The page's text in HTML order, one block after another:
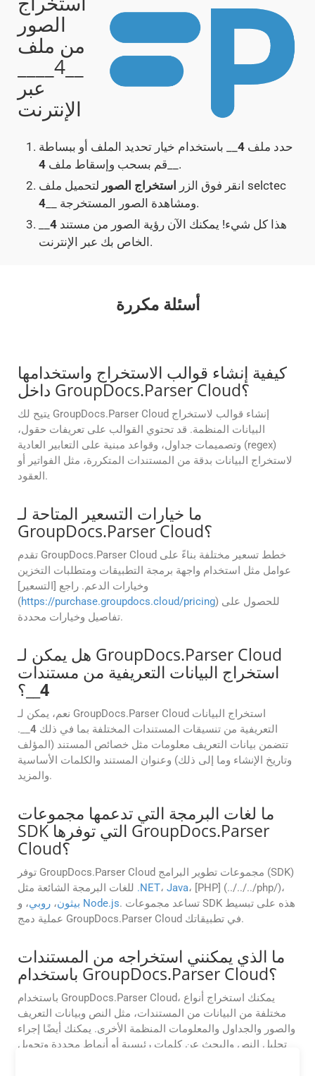
الصور
من ملف
عبر
الإنترنت
حدد ملف 4 __ باستخدام خيار تحديد الملف أو ببساطة
قم بسحب وإسقاط ملف 4
__.
انقر فوق الزر
استخراج الصور
لتحميل ملف selctec
4
__ ومشاهدة الصور المستخرجة.
هذا كل شيء! يمكنك الآن رؤية الصور من مستند 4
الخاص بك عبر الإنترنت.
أسئلة مكررة
كيفية إنشاء قوالب الاستخراج واستخدامها
داخل GroupDocs.Parser Cloud؟
يتيح لك GroupDocs.Parser Cloud إنشاء قوالب لاستخراج
البيانات المنظمة. قد تحتوي القوالب على تعريفات حقول،
وتصميمات جداول، وقواعد مبنية على التعابير العادية (regex)
لاستخراج البيانات بدقة من المستندات المتكررة، مثل الفواتير أو
العقود.
ما خيارات التسعير المتاحة لـ
GroupDocs.Parser Cloud؟
تقدم GroupDocs.Parser Cloud خطط تسعير مختلفة بناءً على
عوامل مثل استخدام واجهة برمجة التطبيقات ومتطلبات التخزين
وخيارات الدعم. راجع [التسعير]
(https://purchase.groupdocs.cloud/pricing) للحصول على
تفاصيل وخيارات محددة.
هل يمكن لـ GroupDocs.Parser Cloud
استخراج البيانات التعريفية من مستندات
4 __؟
نعم، يمكن لـ GroupDocs.Parser Cloud استخراج البيانات
التعريفية من تنسيقات المستندات المختلفة بما في ذلك 4
__.
تتضمن بيانات التعريف معلومات مثل خصائص المستند (المؤلف
وتاريخ الإنشاء وما إلى ذلك) وعنوان المستند والكلمات الأساسية
والمزيد.
ما لغات البرمجة التي تدعمها مجموعات
SDK التي توفرها GroupDocs.Parser
Cloud؟
توفر GroupDocs.Parser Cloud مجموعات تطوير البرامج (SDK)
.NET، Java، [PHP] (../../../php/)،
بيثون، روبي Node.js. تساعد مجموعات SDK هذه على تبسيط
عملية دمج GroupDocs.Parser Cloud في تطبيقاتك.
ما الذي يمكنني استخراجه من المستندات
باستخدام GroupDocs.Parser Cloud؟
باستخدام GroupDocs.Parser Cloud، يمكنك استخراج أنواع
مختلفة من البيانات من المستندات، مثل النص وبيانات التعريف
والصور والجداول والمعلومات المنظمة الأخرى. يمكنك أيضًا إجراء
تحليل النص والبحث عن كلمات رئيسية أو أنماط محددة وتحويل